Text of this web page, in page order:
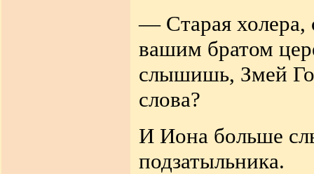
— Старая
вашим братом
слышишь, Змей
слова?
И Иона больше
подзатыльника.